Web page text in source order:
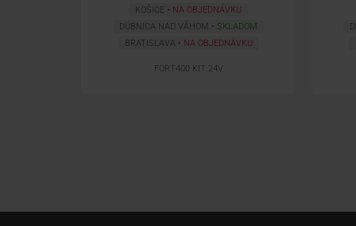
KOŠICE
NA OBJEDNÁVKU
DUBNICA NAD VÁHOM
SKLADOM
BRATISLAVA
NA OBJEDNÁVKU
FORT400 KIT 24V